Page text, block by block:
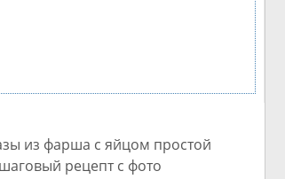
из фарша с яйцом простой
рецепт с фото